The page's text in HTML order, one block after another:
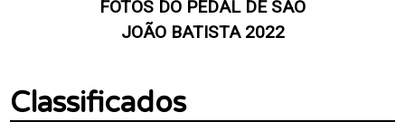
FOTOS DO PEDAL DE SÃO
JOÃO BATISTA 2022
Classificados